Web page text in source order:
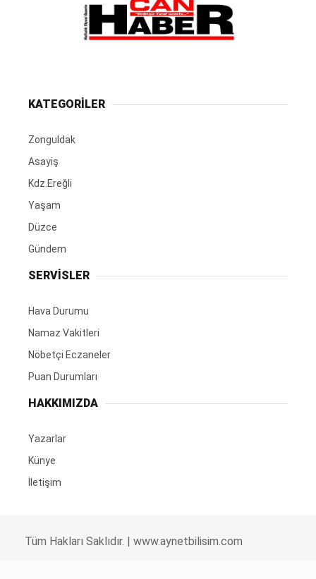
KATEGORİLER
Zonguldak
Asayiş
Kdz.Ereğli
Yaşam
Düzce
Gündem
SERVİSLER
Hava Durumu
Namaz Vakitleri
Nöbetçi Eczaneler
Puan Durumları
HAKKIMIZDA
Yazarlar
Künye
İletişim
Tüm Hakları Saklıdır. | www.aynetbilisim.com